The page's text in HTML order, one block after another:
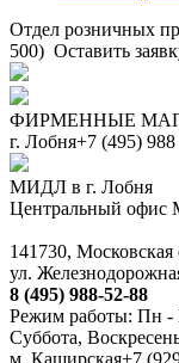
Отдел розничных
500) Оставить
ФИРМЕННЫЕ
г. Лобня+7 (495)
МИДЛ в г. Лобня
Центральный
141730, Московская
ул.
8 (495) 988-52-88
Режим работы: Пн -
Суббота,
м. Каширская+7